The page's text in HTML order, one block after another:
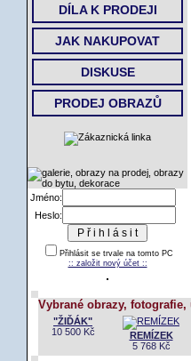
DÍLA K PRODEJI
JAK NAKUPOVAT
DISKUSE
PRODEJ OBRAZŮ
Jméno:
Heslo:
Přihlásit se trvale na tomto PC
:: založit nový účet ::
Vybrané obrazy,
"ŽIĎÁK"
10 500 Kč
REMÍZEK
5 768 Kč